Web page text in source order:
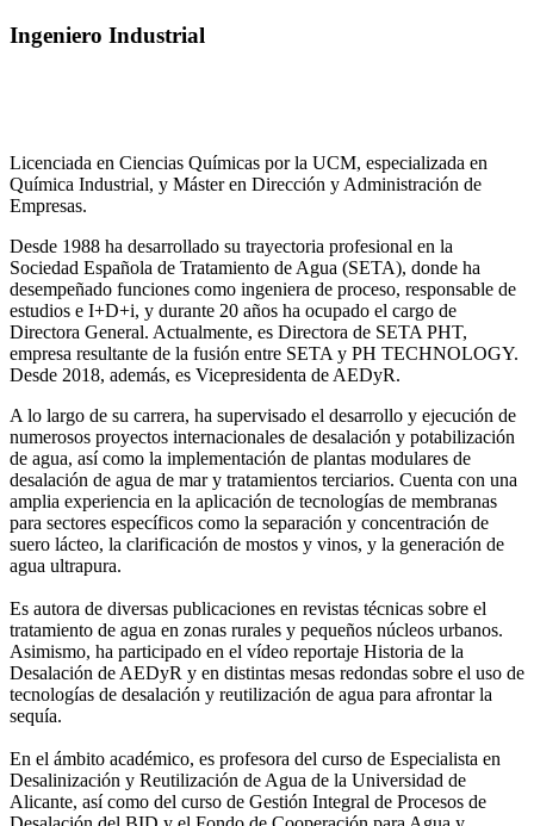
Ingeniero Industrial
Licenciada en Ciencias Químicas por la UCM, especializada en
Química Industrial, y Máster en Dirección y Administración de
Empresas.
Desde 1988 ha desarrollado su trayectoria profesional en la
Sociedad Española de Tratamiento de Agua (SETA), donde ha
desempeñado funciones como ingeniera de proceso, responsable de
estudios e I+D+i, y durante 20 años ha ocupado el cargo de
Directora General. Actualmente, es Directora de SETA PHT,
empresa resultante de la fusión entre SETA y PH TECHNOLOGY.
Desde 2018, además, es Vicepresidenta de AEDyR.
A lo largo de su carrera, ha supervisado el desarrollo y ejecución de
numerosos proyectos internacionales de desalación y potabilización
de agua, así como la implementación de plantas modulares de
desalación de agua de mar y tratamientos terciarios. Cuenta con una
amplia experiencia en la aplicación de tecnologías de membranas
para sectores específicos como la separación y concentración de
suero lácteo, la clarificación de mostos y vinos, y la generación de
agua ultrapura.
Es autora de diversas publicaciones en revistas técnicas sobre el
tratamiento de agua en zonas rurales y pequeños núcleos urbanos.
Asimismo, ha participado en el vídeo reportaje Historia de la
Desalación de AEDyR y en distintas mesas redondas sobre el uso de
tecnologías de desalación y reutilización de agua para afrontar la
sequía.
En el ámbito académico, es profesora del curso de Especialista en
Desalinización y Reutilización de Agua de la Universidad de
Alicante, así como del curso de Gestión Integral de Procesos de